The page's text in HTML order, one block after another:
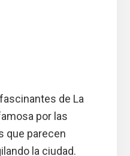
de La
por las
que parecen
la ciudad.